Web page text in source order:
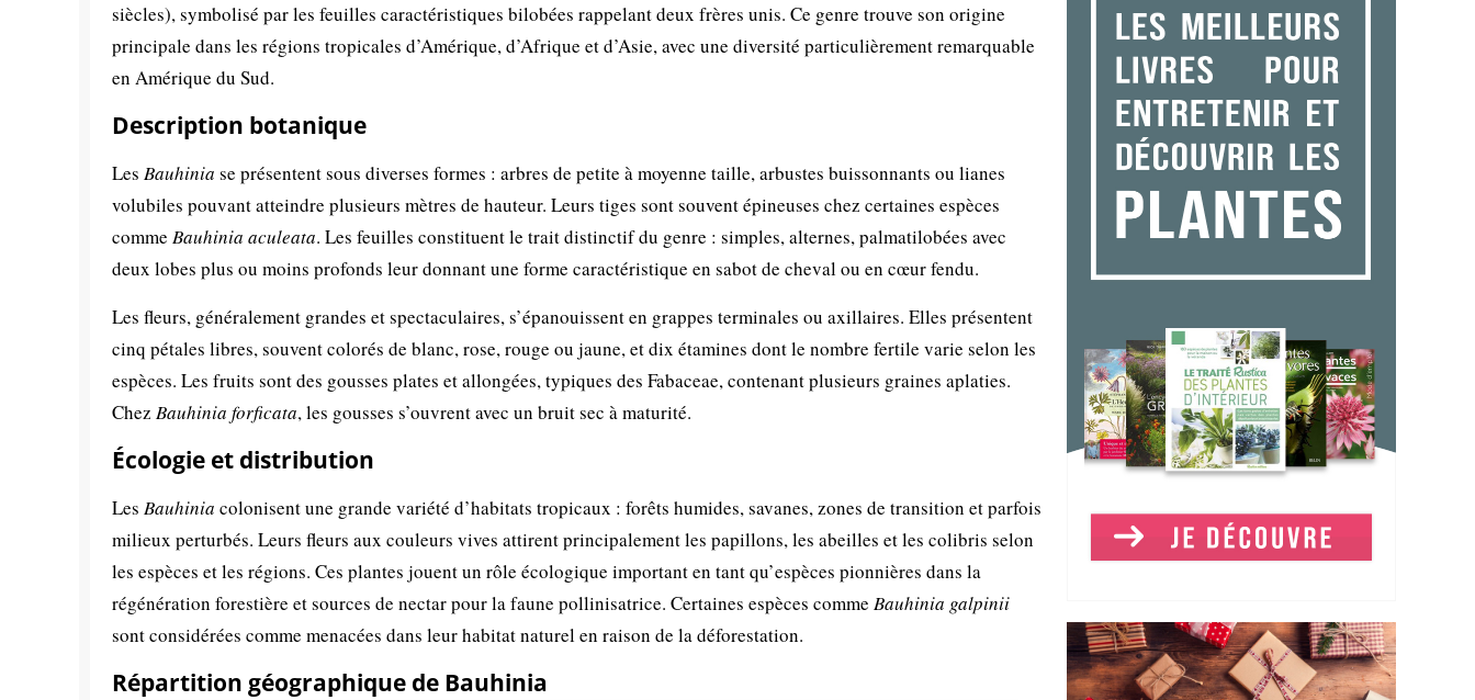
siècles), symbolisé par les feuilles caractéristiques bilobées rappelant deux frères unis. Ce genre trouve son origine
principale dans les régions tropicales d’Amérique, d’Afrique et d’Asie, avec une diversité particulièrement remarquable
en Amérique du Sud.
Description botanique
Les Bauhinia se présentent sous diverses formes : arbres de petite à moyenne taille, arbustes buissonnants ou lianes
volubiles pouvant atteindre plusieurs mètres de hauteur. Leurs tiges sont souvent épineuses chez certaines espèces
comme Bauhinia aculeata. Les feuilles constituent le trait distinctif du genre : simples, alternes, palmatilobées avec
deux lobes plus ou moins profonds leur donnant une forme caractéristique en sabot de cheval ou en cœur fendu.
Les fleurs, généralement grandes et spectaculaires, s’épanouissent en grappes terminales ou axillaires. Elles présentent
cinq pétales libres, souvent colorés de blanc, rose, rouge ou jaune, et dix étamines dont le nombre fertile varie selon les
espèces. Les fruits sont des gousses plates et allongées, typiques des Fabaceae, contenant plusieurs graines aplaties.
Chez Bauhinia forficata, les gousses s’ouvrent avec un bruit sec à maturité.
Écologie et distribution
Les Bauhinia colonisent une grande variété d’habitats tropicaux : forêts humides, savanes, zones de transition et parfois
milieux perturbés. Leurs fleurs aux couleurs vives attirent principalement les papillons, les abeilles et les colibris selon
les espèces et les régions. Ces plantes jouent un rôle écologique important en tant qu’espèces pionnières dans la
régénération forestière et sources de nectar pour la faune pollinisatrice. Certaines espèces comme Bauhinia galpinii
sont considérées comme menacées dans leur habitat naturel en raison de la déforestation.
Répartition géographique de Bauhinia